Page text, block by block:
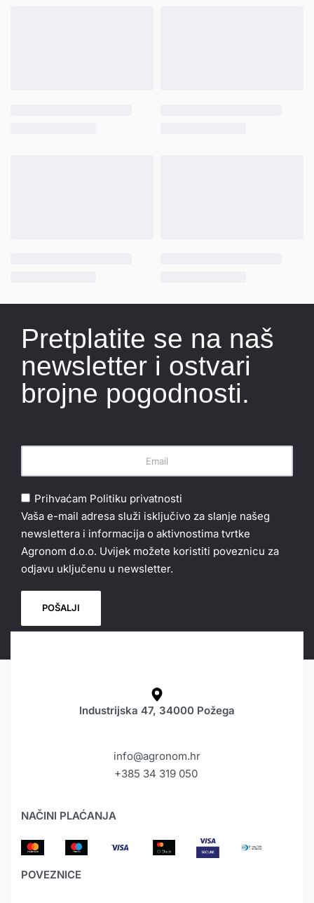
Pretplatite se na naš
newsletter i ostvari
brojne pogodnosti.
Prihvaćam Politiku privatnosti
Vaša e-mail adresa služi isključivo za slanje našeg
newslettera i informacija o aktivnostima tvrtke
Agronom d.o.o. Uvijek možete koristiti poveznicu za
odjavu uključenu u newsletter.
Industrijska 47, 34000 Požega
info@agronom.hr
+385 34 319 050
NAČINI PLAĆANJA
POVEZNICE